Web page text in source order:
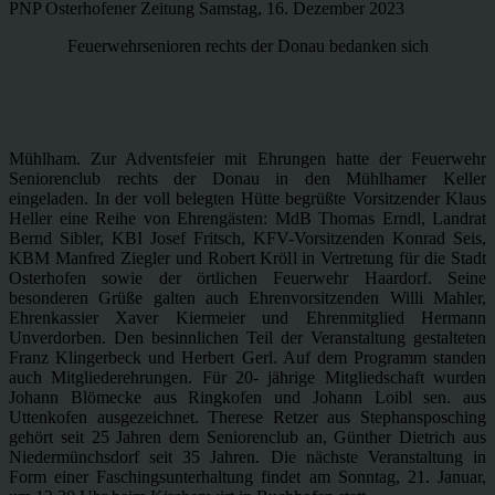
PNP Osterhofener Zeitung Samstag, 16. Dezember 2023
Feuerwehrsenioren rechts der Donau bedanken sich
Mühlham. Zur Adventsfeier mit Ehrungen hatte der Feuerwehr
Seniorenclub rechts der Donau in den Mühlhamer Keller
eingeladen. In der voll belegten Hütte begrüßte Vorsitzender Klaus
Heller eine Reihe von Ehrengästen: MdB Thomas Erndl, Landrat
Bernd Sibler, KBI Josef Fritsch, KFV-Vorsitzenden Konrad Seis,
KBM Manfred Ziegler und Robert Kröll in Vertretung für die Stadt
Osterhofen sowie der örtlichen Feuerwehr Haardorf. Seine
besonderen Grüße galten auch Ehrenvorsitzenden Willi Mahler,
Ehrenkassier Xaver Kiermeier und Ehrenmitglied Hermann
Unverdorben. Den besinnlichen Teil der Veranstaltung gestalteten
Franz Klingerbeck und Herbert Gerl. Auf dem Programm standen
auch Mitgliederehrungen. Für 20- jährige Mitgliedschaft wurden
Johann Blömecke aus Ringkofen und Johann Loibl sen. aus
Uttenkofen ausgezeichnet. Therese Retzer aus Stephansposching
gehört seit 25 Jahren dem Seniorenclub an, Günther Dietrich aus
Niedermünchsdorf seit 35 Jahren. Die nächste Veranstaltung in
Form einer Faschingsunterhaltung findet am Sonntag, 21. Januar,